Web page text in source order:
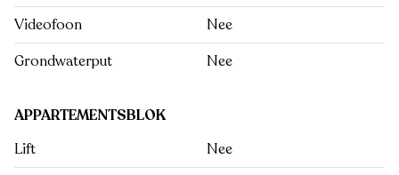
Videofoon
Nee
Grondwaterput
Nee
APPARTEMENTSBLOK
Lift
Nee